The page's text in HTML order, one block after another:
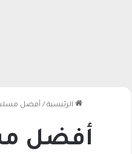
الرئيسية / أفضل
أفضل